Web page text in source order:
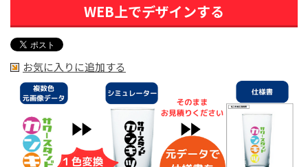
WEB上でデザインする
お気に入りに追加する